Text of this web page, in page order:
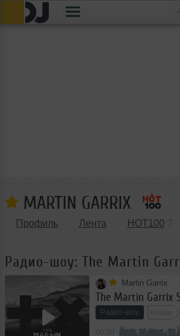
MARTIN GARRIX
Профиль Лента HOT100
Радио-шоу: The Martin
Martin Garrix
The Martin Garrix
Радио-шоу House